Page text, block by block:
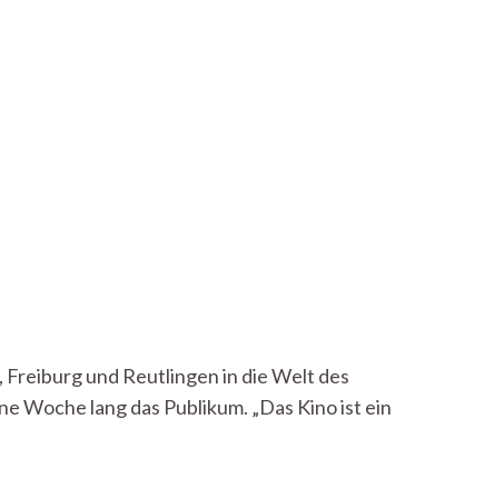
und Reutlingen in die Welt des
Woche lang das Publikum. „Das Kino ist ein